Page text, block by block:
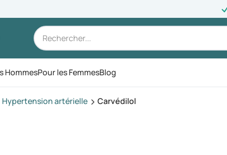
menu
HommesPour les FemmesBlog
Hypertension artérielle Carvédilol